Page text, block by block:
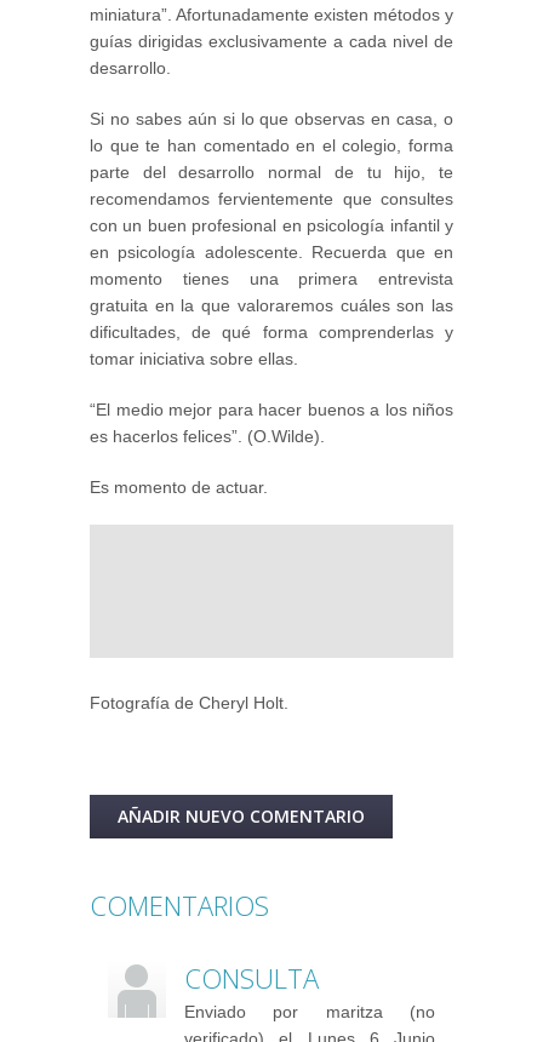
miniatura”. Afortunadamente existen métodos y
guías dirigidas exclusivamente a cada nivel de
desarrollo.
Si no sabes aún si lo que observas en casa, o
lo que te han comentado en el colegio, forma
parte del desarrollo normal de tu hijo, te
recomendamos fervientemente que consultes
con un buen profesional en psicología infantil y
en psicología adolescente. Recuerda que en
momento tienes una primera entrevista
gratuita en la que valoraremos cuáles son las
dificultades, de qué forma comprenderlas y
tomar iniciativa sobre ellas.
“El medio mejor para hacer buenos a los niños
es hacerlos felices”. (O.Wilde).
Es momento de actuar.
Fotografía de Cheryl Holt.
AÑADIR NUEVO COMENTARIO
COMENTARIOS
CONSULTA
Enviado por maritza (no